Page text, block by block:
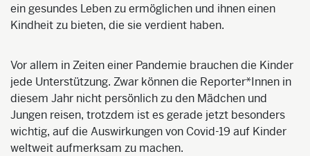
ein gesundes Leben zu ermöglichen und ihnen einen
Kindheit zu bieten, die sie verdient haben.
Vor allem in Zeiten einer Pandemie brauchen die Kinder
jede Unterstützung. Zwar können die Reporter*Innen in
diesem Jahr nicht persönlich zu den Mädchen und
Jungen reisen, trotzdem ist es gerade jetzt besonders
wichtig, auf die Auswirkungen von Covid-19 auf Kinder
weltweit aufmerksam zu machen.